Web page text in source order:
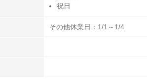
祝日
その他休業日：1/1～1/4